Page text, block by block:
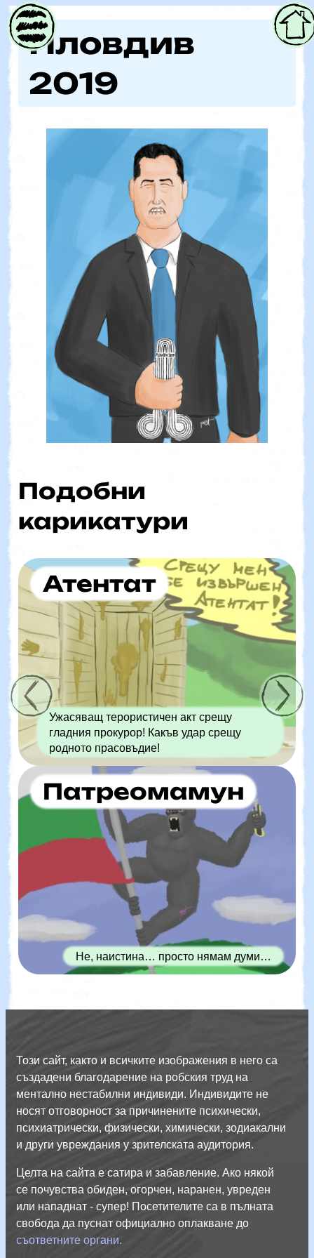
Parent
Пловдив
2019
Подобни
карикатури
Атентат
Ужасяващ терористичен акт срещу
гладния прокурор! Какъв удар срещу
родното прасовъдие!
Патреомамун
Не, наистина… просто нямам думи…
Този сайт, както и всичките изображения в него са
създадени благодарение на робския труд на
ментално нестабилни индивиди. Индивидите не
носят отговорност за причинените психически,
психиатрически, физически, химически, зодиакални
и други увреждания у зрителската аудитория.
Целта на сайта е сатира и забавление. Ако някой
се почувства обиден, огорчен, наранен, увреден
или нападнат - супер! Посетителите са в пълната
свобода да пуснат официално оплакване до
съответните органи.